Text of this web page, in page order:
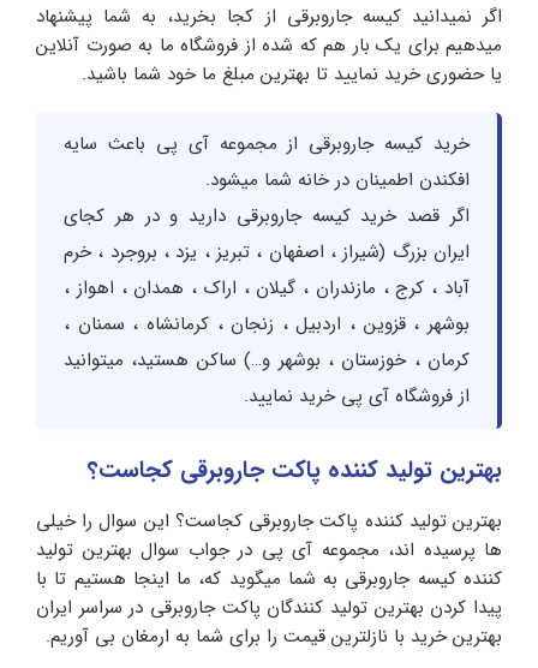
اگر نمیدانید کیسه جاروبرقی از کجا بخرید، به شما پیشنهاد
میدهیم برای یک بار هم که شده از فروشگاه ما به صورت آنلاین
یا حضوری خرید نمایید تا بهترین مبلغ ما خود شما باشید.
خرید کیسه جاروبرقی از مجموعه آی پی باعث سایه
افکندن اطمینان در خانه شما میشود.
اگر قصد خرید کیسه جاروبرقی دارید و در هر کجای
ایران بزرگ (شیراز ، اصفهان ، تبریز ، یزد ، بروجرد ، خرم
آباد ، کرج ، مازندران ، گیلان ، اراک ، همدان ، اهواز ،
بوشهر ، قزوین ، اردبیل ، زنجان ، کرمانشاه ، سمنان ،
کرمان ، خوزستان ، بوشهر و…) ساکن هستید، میتوانید
از فروشگاه آی پی خرید نمایید.
بهترین تولید کننده پاکت جاروبرقی کجاست؟
بهترین تولید کننده پاکت جاروبرقی کجاست؟ این سوال را خیلی
ها پرسیده اند، مجموعه آی پی در جواب سوال بهترین تولید
کننده کیسه جاروبرقی به شما میگوید که، ما اینجا هستیم تا با
پیدا کردن بهترین تولید کنندگان پاکت جاروبرقی در سراسر ایران
بهترین خرید با نازلترین قیمت را برای شما به ارمغان بی آوریم.